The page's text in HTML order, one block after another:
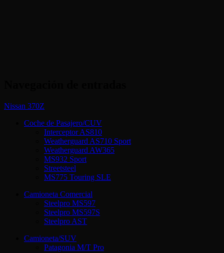
Nissan 370Z
Coche de Pasajero/CUV
Interceptor AS810
Weatherguard AS710 Sport
Weatherguard AW365
MS932 Sport
Streetsteel
MS775 Touring SLE
Camioneta Comercial
Steelpro MS597
Steelpro MS597S
Steelpro AST
Camioneta/SUV
Patagonia M/T Pro